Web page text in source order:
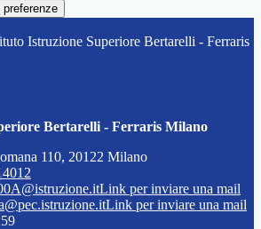
Istruzione Superiore Bertarelli - Ferraris
Bertarelli - Ferraris Milano
110, 20122 Milano
Link per inviare una mail
Link per inviare una mail